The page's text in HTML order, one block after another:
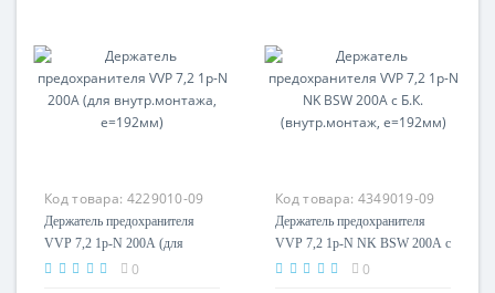
Код товара: 4229010-09
Держатель предохранителя
VVP 7,2 1p-N 200А (для
внутр.монтажа, e=192мм)
0
Код товара: 4349019-09
Держатель предохранителя
VVP 7,2 1p-N NK BSW 200А с
Б.К. (внутр.монтаж, e=192мм)
0